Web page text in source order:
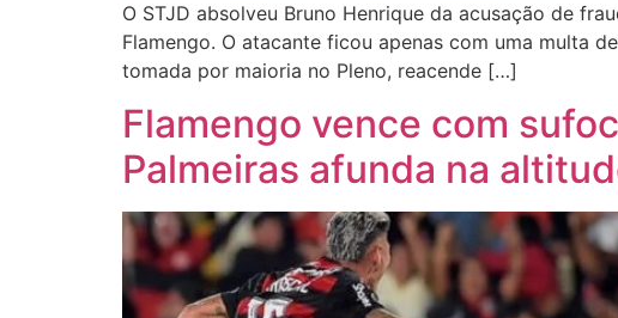
O STJD absolveu Bruno Henrique da acusação de
Flamengo. O atacante ficou apenas com uma multa
tomada por maioria no Pleno, reacende […]
Flamengo vence com
Palmeiras afunda na